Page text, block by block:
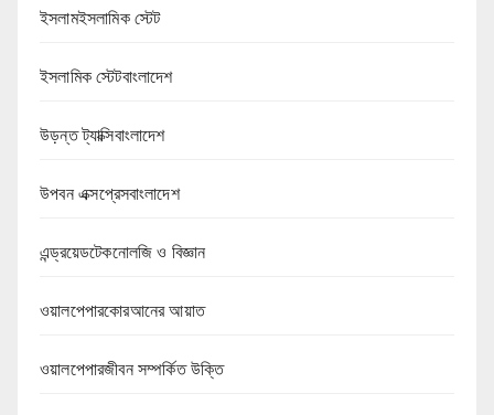
ইসলামইসলামিক স্টেট
ইসলামিক স্টেটবাংলাদেশ
উড়ন্ত ট্যাক্সিবাংলাদেশ
উপবন এক্সপ্রেসবাংলাদেশ
এন্ড্রয়েডটেকনোলজি ও বিজ্ঞান
ওয়ালপেপারকোরআনের আয়াত
ওয়ালপেপারজীবন সম্পর্কিত উক্তি